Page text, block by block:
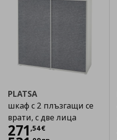
PLATSA
шкаф с 2 плъзгащи се
врати, с две лица
271 ,54€
Цена